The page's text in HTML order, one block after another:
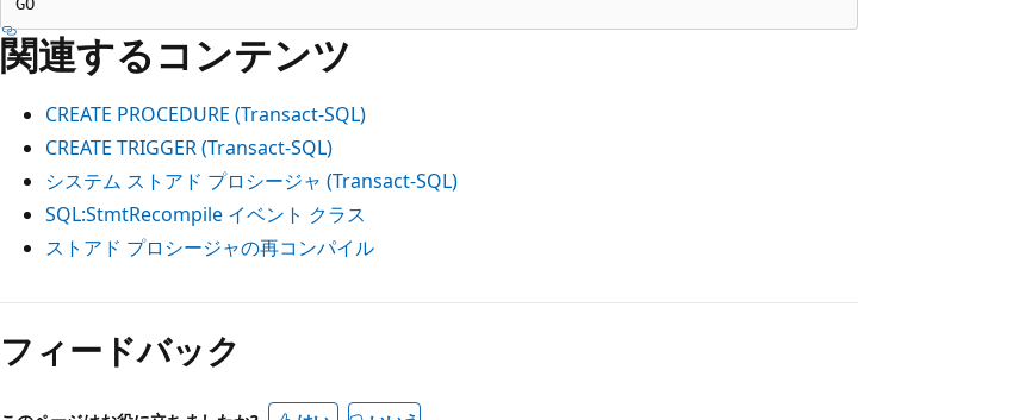
関連するコンテンツ
CREATE PROCEDURE (Transact-SQL)
CREATE TRIGGER (Transact-SQL)
システム ストアド プロシージャ (Transact-SQL)
SQL:StmtRecompile イベント クラス
ストアド プロシージャの再コンパイル
フィードバック